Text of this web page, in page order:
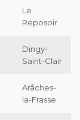
Le
Reposoir
Dingy-
Saint-Clair
Arâches-
la-Frasse